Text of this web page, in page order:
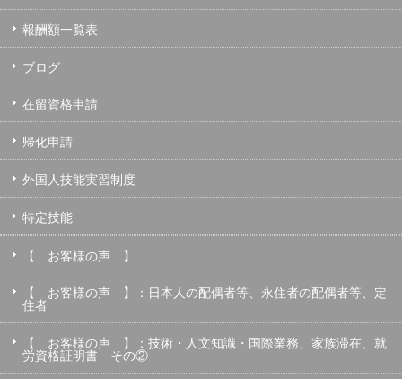
報酬額一覧表
ブログ
在留資格申請
帰化申請
外国人技能実習制度
特定技能
【 お客様の声 】
【 お客様の声 】：日本人の配偶者等、永住者の配偶者等、定
住者
【 お客様の声 】：技術・人文知識・国際業務、家族滞在、就
労資格証明書 その②